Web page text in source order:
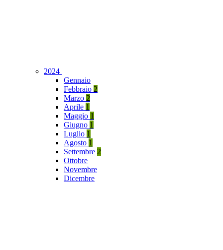
2024
Gennaio
Febbraio 2
Marzo 2
Aprile 1
Maggio 1
Giugno 1
Luglio 1
Agosto 1
Settembre 2
Ottobre
Novembre
Dicembre